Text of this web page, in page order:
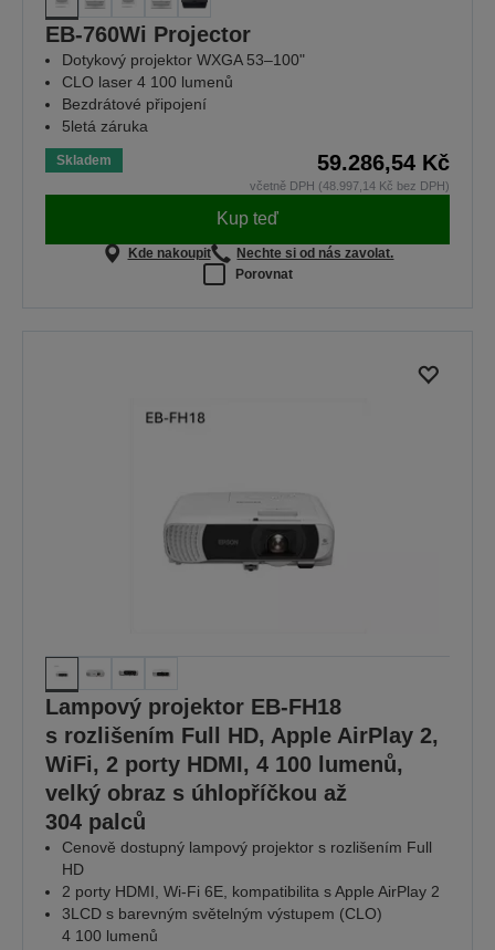
EB-760Wi Projector
Dotykový projektor WXGA 53–100"
CLO laser 4 100 lumenů
Bezdrátové připojení
5letá záruka
Skladem 59.286,54 Kč
včetně DPH (48.997,14 Kč bez DPH)
Kup teď
Kde nakoupit
Nechte si od nás zavolat.
Porovnat
Lampový projektor EB-FH18
s rozlišením Full HD, Apple AirPlay 2,
WiFi, 2 porty HDMI, 4 100 lumenů,
velký obraz s úhlopříčkou až
304 palců
Cenově dostupný lampový projektor s rozlišením Full
HD
2 porty HDMI, Wi-Fi 6E, kompatibilita s Apple AirPlay 2
3LCD s barevným světelným výstupem (CLO)
4 100 lumenů